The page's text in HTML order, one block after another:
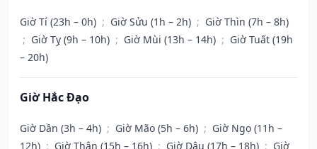
Giờ Tí (23h – 0h) ; Giờ Sửu (1h – 2h) ; Giờ Thìn (7h – 8h)
; Giờ Tỵ (9h – 10h) ; Giờ Mùi (13h – 14h) ; Giờ Tuất (19h
– 20h)
Giờ Hắc Đạo
Giờ Dần (3h – 4h) ; Giờ Mão (5h – 6h) ; Giờ Ngọ (11h –
12h) ; Giờ Thân (15h – 16h) ; Giờ Dậu (17h – 18h) ; Giờ